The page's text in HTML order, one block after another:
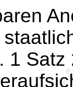
1 Satz